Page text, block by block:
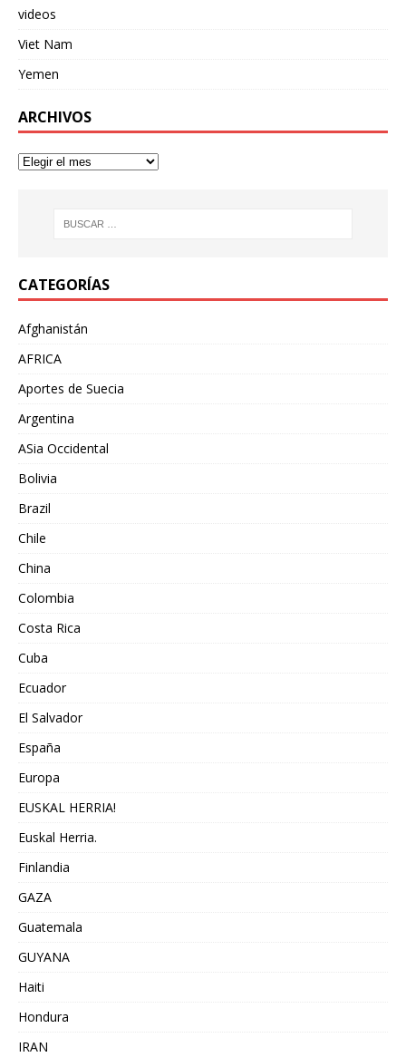
videos
Viet Nam
Yemen
ARCHIVOS
CATEGORÍAS
Afghanistán
AFRICA
Aportes de Suecia
Argentina
ASia Occidental
Bolivia
Brazil
Chile
China
Colombia
Costa Rica
Cuba
Ecuador
El Salvador
España
Europa
EUSKAL HERRIA!
Euskal Herria.
Finlandia
GAZA
Guatemala
GUYANA
Haiti
Hondura
IRAN